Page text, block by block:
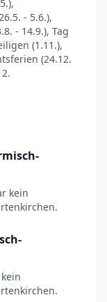
- 5.6.),
- 14.9.), Tag
(1.11.),
(24.12.
kein